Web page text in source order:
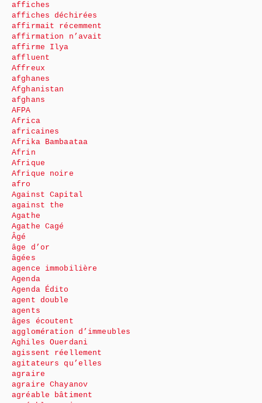
affiches
affiches déchirées
affirmait récemment
affirmation n’avait
affirme Ilya
affluent
Affreux
afghanes
Afghanistan
afghans
AFPA
Africa
africaines
Afrika Bambaataa
Afrin
Afrique
Afrique noire
afro
Against Capital
against the
Agathe
Agathe Cagé
Âgé
âge d’or
âgées
agence immobilière
Agenda
Agenda Édito
agent double
agents
âges écoutent
agglomération d’immeubles
Aghiles Ouerdani
agissent réellement
agitateurs qu’elles
agraire
agraire Chayanov
agréable bâtiment